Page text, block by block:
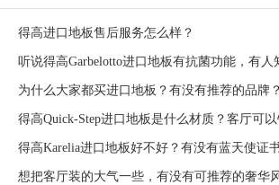
得高进口地板售后服务怎么样？
听说得高Garbelotto进口地板有抗菌功能，有人
为什么大家都买进口地板？有没有推荐的品牌？
得高Quick-Step进口地板是什么材质？客厅可以
得高Karelia进口地板好不好？有没有蓝天使证
想把客厅装的大气一些，有没有可推荐的奢华